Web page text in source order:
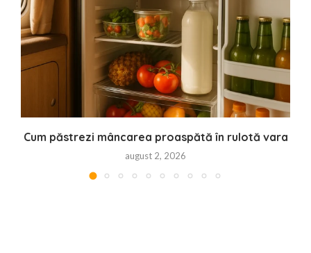
Cum păstrezi mâncarea proaspătă în rulotă vara
august 2, 2026